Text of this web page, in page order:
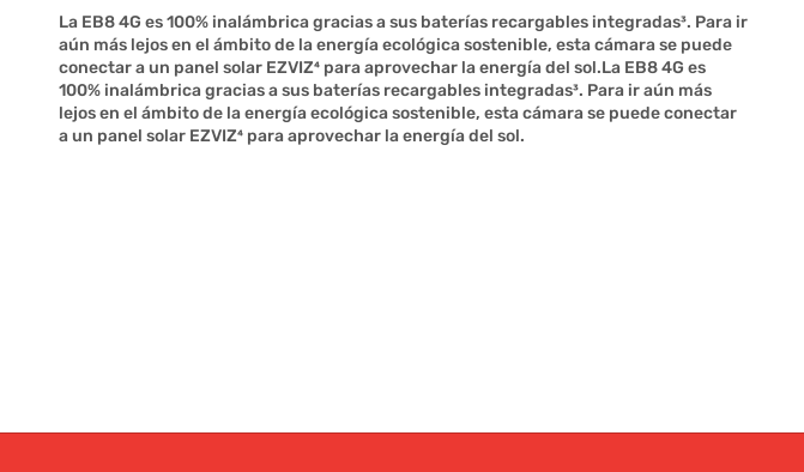
La EB8 4G es 100% inalámbrica gracias a sus baterías recargables integradas³. Para ir
aún más lejos en el ámbito de la energía ecológica sostenible, esta cámara se puede
conectar a un panel solar EZVIZ⁴ para aprovechar la energía del sol.La EB8 4G es
100% inalámbrica gracias a sus baterías recargables integradas³. Para ir aún más
lejos en el ámbito de la energía ecológica sostenible, esta cámara se puede conectar
a un panel solar EZVIZ⁴ para aprovechar la energía del sol.